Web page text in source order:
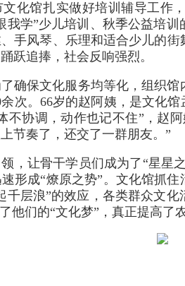
文化馆扎实做好培训辅导工作
我学”少儿培训、秋季公益培
手风琴、乐理和适合少儿的
跃追捧，社会反响强烈。
确保文化服务均等化，组织
次。66岁的赵阿姨，是文化
不协调，动作也记不住”，赵
节奏了，还交了一群朋友。”
，让骨干学员们成为了“星星
形成“燎原之势”。文化馆抓
千层浪”的效应，各类群众文
他们的“文化梦”，真正提高了